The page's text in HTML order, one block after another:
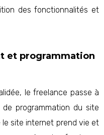
des fonctionnalités et
et programmation
le freelance passe à
programmation du site
le site internet prend vie et